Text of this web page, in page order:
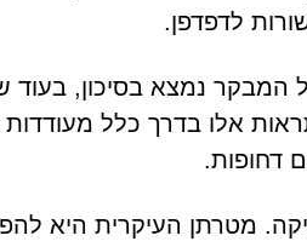
לדפדפן.
המבקר נמצא בסיכון, בעוד
אלו בדרך כלל
דחופות.
מטרתן העיקרית היא